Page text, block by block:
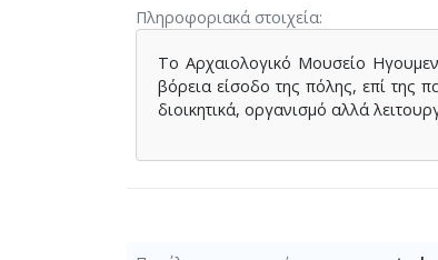
Πληροφοριακά στοιχεία
Το Αρχαιολογικό Μουσείο
βόρεια είσοδο της πόλης, επί της
διοικητικά, οργανισμό αλλά